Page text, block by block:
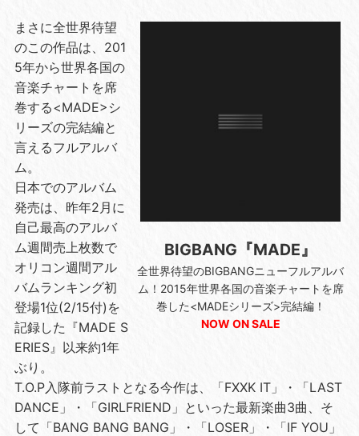
BIGBANG『MADE』
全世界待望のBIGBANGニューフルアルバ
ム！2015年世界各国の音楽チャートを席
巻した<MADEシリーズ>完結編！
NOW ON SALE
まさに全世界待望
のこの作品は、201
5年から世界各国の
音楽チャートを席
巻する<MADE>シ
リーズの完結編と
言えるフルアルバ
ム。
日本でのアルバム
発売は、昨年2月に
自己最高のアルバ
ム週間売上枚数で
オリコン週間アル
バムランキング初
登場1位(2/15付)を
記録した『MADE S
ERIES』以来約1年
ぶり。
T.O.P入隊前ラストとなる今作は、「FXXK IT」・「LAST
DANCE」・「GIRLFRIEND」といった最新楽曲3曲、そ
して「BANG BANG BANG」・「LOSER」・「IF YOU」